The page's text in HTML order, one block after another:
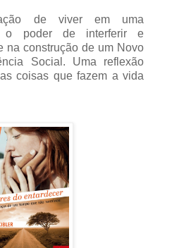
de viver em uma
o poder de interferir e
na construção de um Novo
Social. Uma reflexão
coisas que fazem a vida